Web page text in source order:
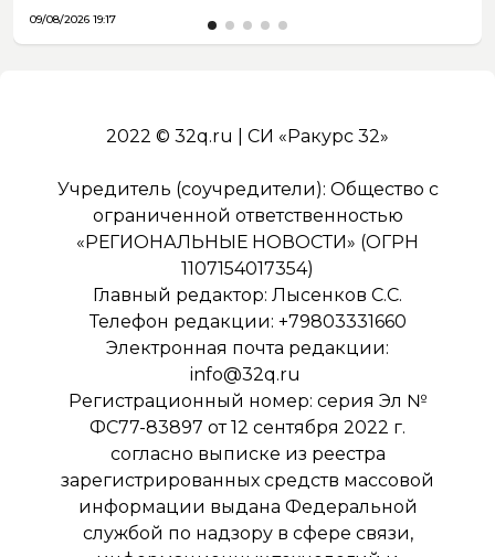
09/08/2026 19:17
2022 © 32q.ru | СИ «Ракурс 32»
Учредитель (соучредители): Общество с
ограниченной ответственностью
«РЕГИОНАЛЬНЫЕ НОВОСТИ» (ОГРН
1107154017354)
Главный редактор: Лысенков С.С.
Телефон редакции: +79803331660
Электронная почта редакции:
info@32q.ru
Регистрационный номер: серия Эл №
ФС77-83897 от 12 сентября 2022 г.
согласно выписке из реестра
зарегистрированных средств массовой
информации выдана Федеральной
службой по надзору в сфере связи,